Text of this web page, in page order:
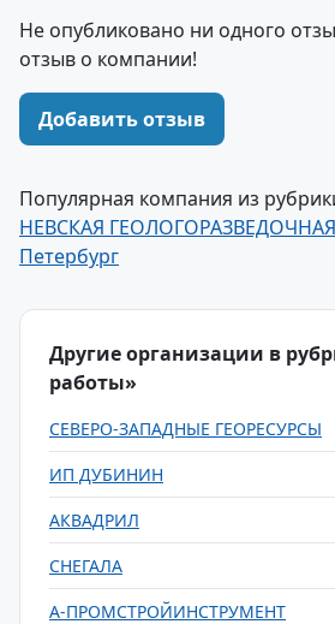
Не опубликовано ни одного
отзыв о компании!
Добавить отзыв
Популярная компания из
НЕВСКАЯ
Петербург
Другие организации в
работы»
СЕВЕРО-ЗАПАДНЫЕ ГЕОРЕСУРСЫ
ИП ДУБИНИН
АКВАДРИЛ
СНЕГАЛА
А-ПРОМСТРОЙИНСТРУМЕНТ